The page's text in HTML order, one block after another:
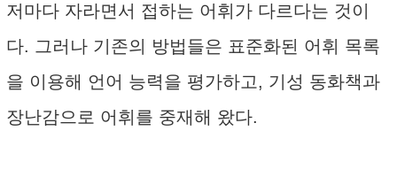
저마다 자라면서 접하는 어휘가 다르다는 것이
다. 그러나 기존의 방법들은 표준화된 어휘 목록
을 이용해 언어 능력을 평가하고, 기성 동화책과
장난감으로 어휘를 중재해 왔다.